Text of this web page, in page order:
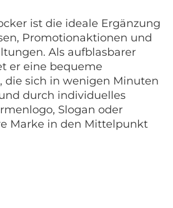
ist die ideale Ergänzung
Promotionaktionen und
Als aufblasbarer
er eine bequeme
die sich in wenigen Minuten
durch individuelles
Slogan oder
Marke in den Mittelpunkt